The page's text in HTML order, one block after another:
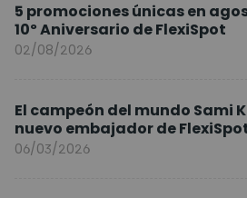
5 promociones únicas en
10º Aniversario de FlexiSpot
02/08/2026
El campeón del mundo Sami
nuevo embajador de
Europa
06/03/2026